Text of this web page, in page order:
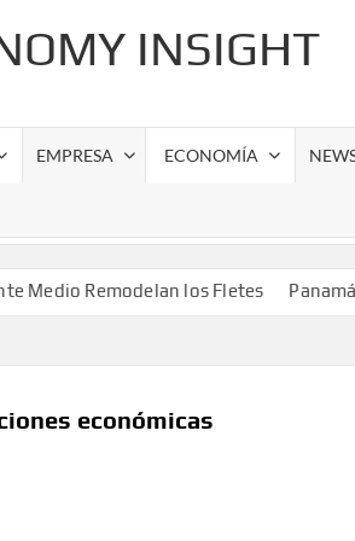
INSIGHT
EMPRESA ECONOMÍA
los Fletes Panamá el
económicas